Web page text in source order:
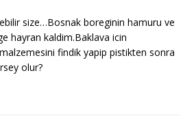
size…Bosnak boreginin hamuru ve
hayran kaldim.Baklava icin
findik yapip pistikten sonra
olur?